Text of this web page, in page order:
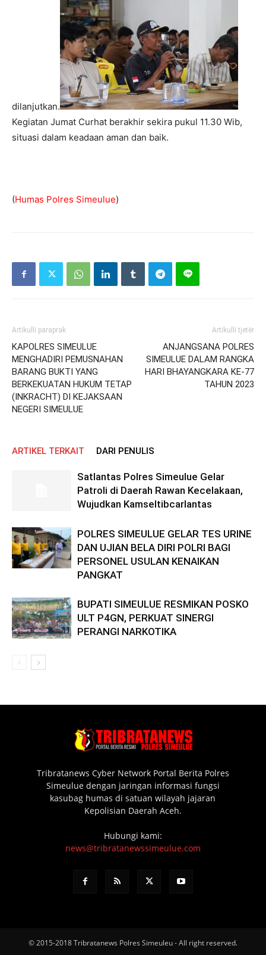
dilanjutkan.
Kegiatan Jumat Curhat berakhir sekira pukul 11.30 Wib,
situasi dalam keadaan aman dan baik.
(Humas Polres Simeulue)
Artikulli paraprak
KAPOLRES SIMEULUE
MENGHADIRI PEMUSNAHAN
BARANG BUKTI YANG
BERKEKUATAN HUKUM TETAP
(INKRACHT) DI KEJAKSAAN
NEGERI SIMEULUE
Artikulli tjetër
ANJANGSANA POLRES
SIMEULUE DALAM RANGKA
HARI BHAYANGKARA KE-77
TAHUN 2023
ARTIKEL TERKAIT DARI PENULIS
Satlantas Polres Simeulue Gelar
Patroli di Daerah Rawan Kecelakaan,
Wujudkan Kamseltibcarlantas
POLRES SIMEULUE GELAR TES URINE
DAN UJIAN BELA DIRI POLRI BAGI
PERSONEL USULAN KENAIKAN
PANGKAT
BUPATI SIMEULUE RESMIKAN POSKO
ULT P4GN, PERKUAT SINERGI
PERANGI NARKOTIKA
Tribratanews Cyber Network Portal Berita Polres
Simeulue dengan jaringan informasi fungsi
kasubag humas di satuan wilayah jajaran
Kepolisian Daerah Aceh.
Hubungi kami:
news@tribratanewssimeulue.com
© 2015-2018 Tribratanews Polres Simeuleu - All right reserved.